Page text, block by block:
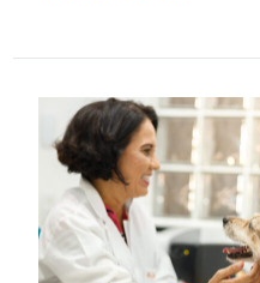
que
esperar
durante
uma